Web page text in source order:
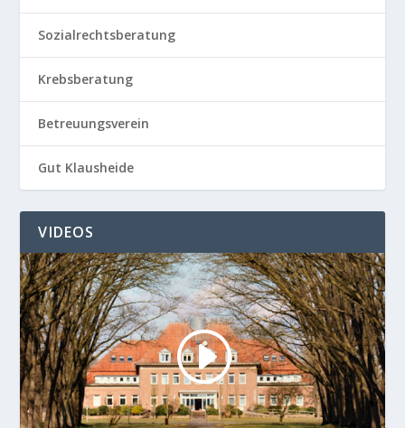
Sozialrechtsberatung
Krebsberatung
Betreuungsverein
Gut Klausheide
VIDEOS